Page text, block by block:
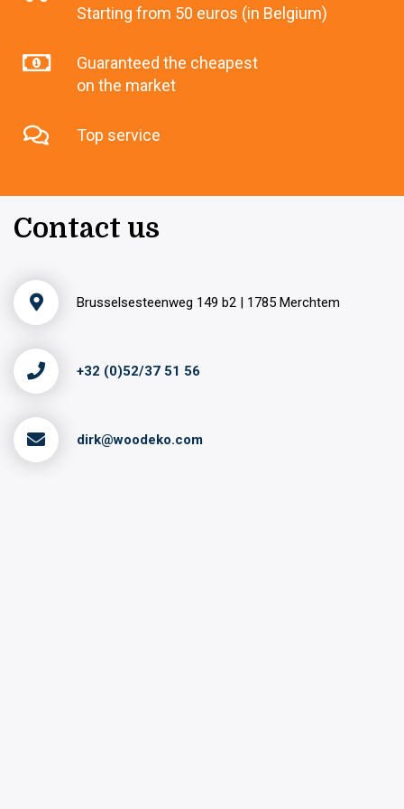
Starting from 50 euros (in Belgium)
Guaranteed the cheapest
on the market
Top service
Contact us
Brusselsesteenweg 149 b2 | 1785 Merchtem
+32 (0)52/37 51 56
dirk@woodeko.com